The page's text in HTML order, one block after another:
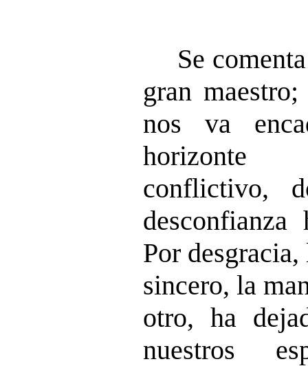
Se
gran
nos va
horizonte
conflictivo,
desconfianza
Por
sincero, la
otro, ha
nuestros